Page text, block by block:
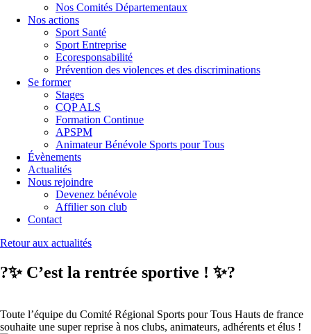
Nos Comités Départementaux
Nos actions
Sport Santé
Sport Entreprise
Ecoresponsabilité
Prévention des violences et des discriminations
Se former
Stages
CQP ALS
Formation Continue
APSPM
Animateur Bénévole Sports pour Tous
Évènements
Actualités
Nous rejoindre
Devenez bénévole
Affilier son club
Contact
Retour aux actualités
?✨ C’est la rentrée sportive ! ✨?
Toute l’équipe du Comité Régional Sports pour Tous Hauts de france
souhaite une super reprise à nos clubs, animateurs, adhérents et élus !